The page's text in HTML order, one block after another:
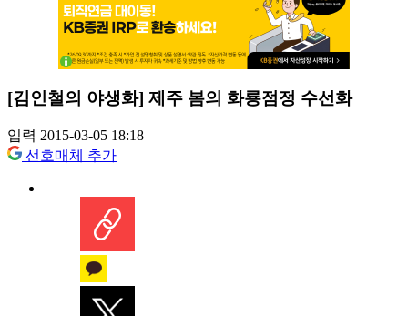
[김인철의 야생화] 제주 봄의 화룡점정 수선화
입력 2015-03-05 18:18
선호매체 추가